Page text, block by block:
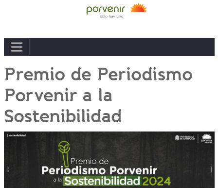
Premio de Periodismo
Porvenir a la
Sostenibilidad